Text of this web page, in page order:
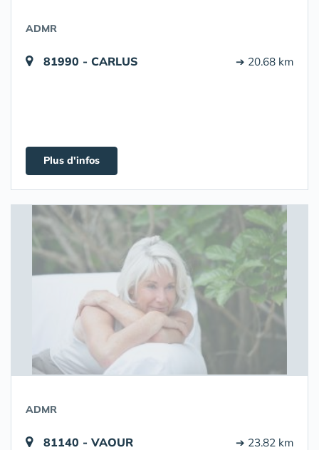
ADMR
81990 - CARLUS ➔ 20.68 km
Plus d'infos
ADMR
81140 - VAOUR ➔ 23.82 km